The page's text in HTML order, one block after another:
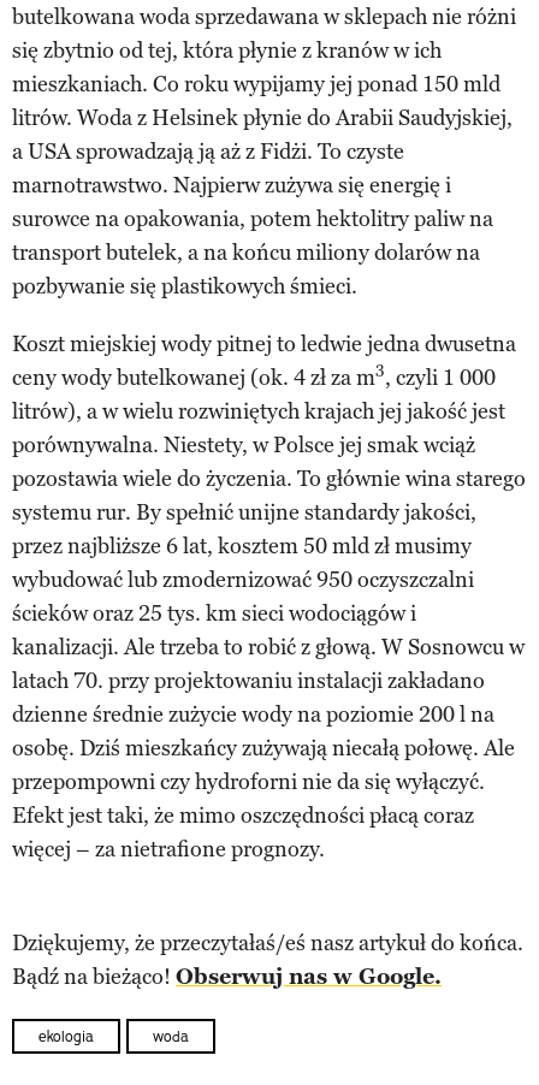
butelkowana woda sprzedawana w sklepach nie różni
się zbytnio od tej, która płynie z kranów w ich
mieszkaniach. Co roku wypijamy jej ponad 150 mld
litrów. Woda z Helsinek płynie do Arabii Saudyjskiej,
a USA sprowadzają ją aż z Fidżi. To czyste
marnotrawstwo. Najpierw zużywa się energię i
surowce na opakowania, potem hektolitry paliw na
transport butelek, a na końcu miliony dolarów na
pozbywanie się plastikowych śmieci.
Koszt miejskiej wody pitnej to ledwie jedna dwusetna
ceny wody butelkowanej (ok. 4 zł za m3, czyli 1 000
litrów), a w wielu rozwiniętych krajach jej jakość jest
porównywalna. Niestety, w Polsce jej smak wciąż
pozostawia wiele do życzenia. To głównie wina starego
systemu rur. By spełnić unijne standardy jakości,
przez najbliższe 6 lat, kosztem 50 mld zł musimy
wybudować lub zmodernizować 950 oczyszczalni
ścieków oraz 25 tys. km sieci wodociągów i
kanalizacji. Ale trzeba to robić z głową. W Sosnowcu w
latach 70. przy projektowaniu instalacji zakładano
dzienne średnie zużycie wody na poziomie 200 l na
osobę. Dziś mieszkańcy zużywają niecałą połowę. Ale
przepompowni czy hydroforni nie da się wyłączyć.
Efekt jest taki, że mimo oszczędności płacą coraz
więcej – za nietrafione prognozy.
Dziękujemy, że przeczytałaś/eś nasz artykuł do końca.
Bądź na bieżąco! Obserwuj nas w Google.
ekologia woda